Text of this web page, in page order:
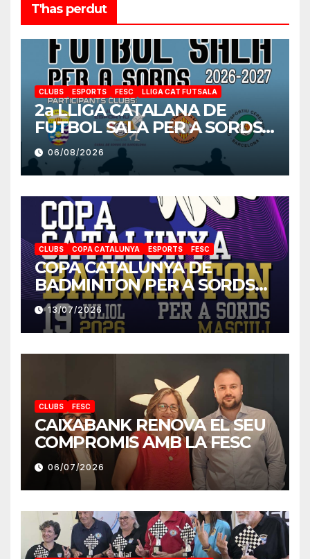
T'has perdut
CLUBS ESPORTS FESC LLIGA CAT FUTSALA
2a LLIGA CATALANA DE
FUTBOL SALA PER A SORDS
2026-2027
06/08/2026
CLUBS COPA CATALUNYA ESPORTS FESC
COPA CATALUNYA DE
BADMINTON PER A SORDS
2026
13/07/2026
CLUBS FESC
CAIXABANK RENOVA EL SEU
COMPROMIS AMB LA FESC
06/07/2026